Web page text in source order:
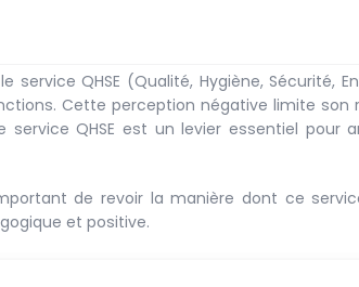
service QHSE (Qualité, Hygiène,
Cette perception négative limite
service QHSE est un levier essentiel
de revoir la manière dont ce
et positive.